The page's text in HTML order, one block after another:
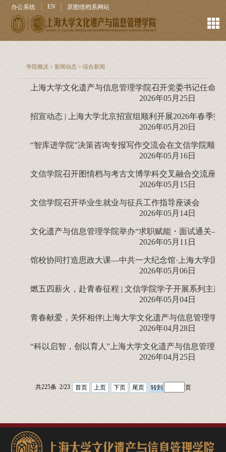
办公系统 EN 原图情档系网站
学院概况 > 新闻动态 >综合新闻
上海大学文化遗产与信息管理学院召开党委书记任命宣
2026年05月25日
招宣动态 | 上海大学北京招宣组顺利开展2026年春季招
2026年05月20日
“智库进学院”决策咨询专报写作交流会在文信学院顺利
2026年05月16日
文信学院召开图情档与考古文博学科交叉融合交流座谈
2026年05月15日
文信学院召开毕业生就业与征兵工作指导座谈会
2026年05月14日
2026年05月11日
2026年05月06日
燃五四薪火，赴青春征程 | 文信学院学子开展系列主题
2026年05月04日
青春献爱，关怀相伴|上海大学文化遗产与信息管理学
2026年04月28日
“科以启智，创以育人”上海大学文化遗产与信息管理
2026年04月25日
共225条 2/23 首页 上页 下页 尾页 页